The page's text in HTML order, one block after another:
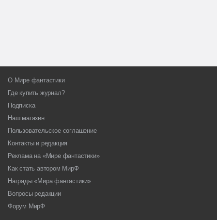
О Мире фантастики
Где купить журнал?
Подписка
Наш магазин
Пользовательское соглашение
Контакты и редакция
Реклама на «Мире фантастики»
Как стать автором МирФ
Награды «Мира фантастики»
Вопросы редакции
Форум МирФ